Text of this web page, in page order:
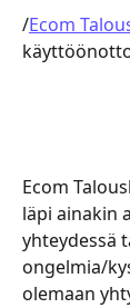
/Ecom
Ecom
läpi ainakin
yhteydessä
ongelmia/
olemaan